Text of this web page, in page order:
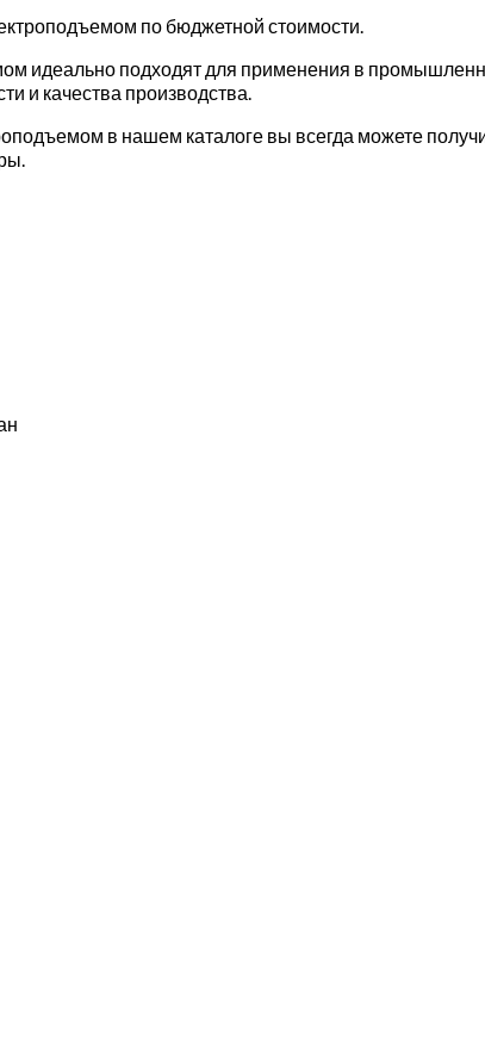
по бюджетной стоимости.
идеально подходят для применения в
и качества производства.
в нашем каталоге вы всегда можете